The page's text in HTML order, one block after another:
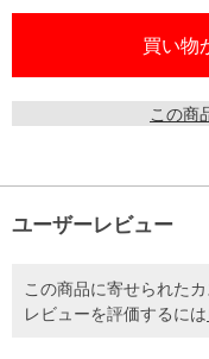
この商
ユーザーレビュー
この商品に寄せられた
レビューを評価するには